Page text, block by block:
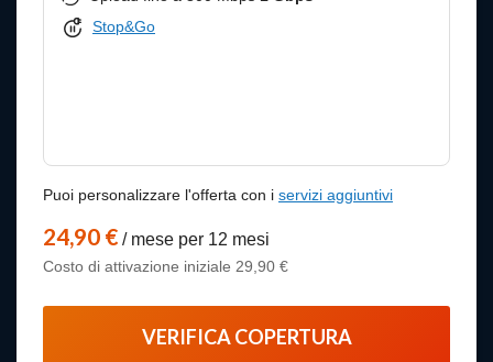
Stop&Go
Puoi personalizzare l'offerta con i servizi aggiuntivi
24,90 € / mese per 12 mesi
Costo di attivazione iniziale 29,90 €
VERIFICA COPERTURA